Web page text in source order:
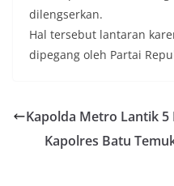
dilengserkan.
Hal tersebut lantaran
dipegang oleh Partai
Kapolda Metro Lantik 5
Kapolres Batu